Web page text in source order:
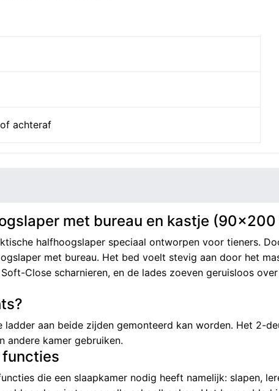
achteraf
met bureau en kastje (90×200
halfhoogslaper speciaal ontworpen voor tieners.
met bureau. Het bed voelt stevig aan door het
Close scharnieren, en de lades zoeven geruisloos
aan beide zijden gemonteerd kan worden. Het 2-
andere kamer gebruiken.
die een slaapkamer nodig heeft namelijk: slapen,